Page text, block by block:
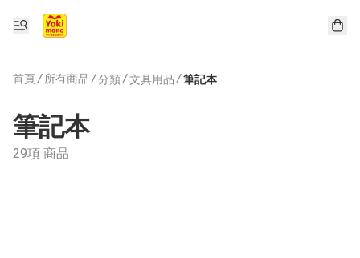
首頁/ 所有商品 /分類/文具用品 /筆記本
筆記本
29項 商品